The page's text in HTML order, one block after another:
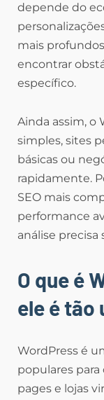
depende do
mais
encontrar
específico.
Ainda assim, o
simples, sites
básicas ou
rapidamente.
SEO mais
performance
análise precisa
O que é
ele é tão
WordPress é
populares para
pages e lojas